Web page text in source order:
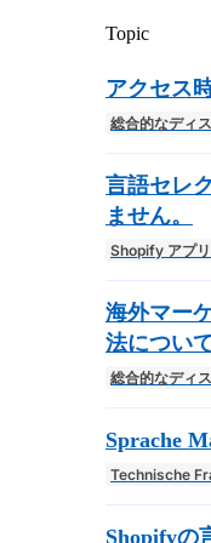
Topic
アクセス
総合的なディ
言語セレ
ません。
Shopify アプリ
海外マー
法につい
総合的なディ
Sprache
Technische
Shopifyの